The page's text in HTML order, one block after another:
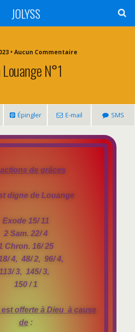
JOLYSS
• Aucun Commentaire
Louange N°1
Épingler E-mail SMS
de grâces
digne de Louange
Exode 15/ 11
2 Sam. 22/ 4
Chron. 16/ 25
4, 48/ 2, 96/ 4,
3, 145/ 3,
150 / 1
offerte à Dieu à cause
de :